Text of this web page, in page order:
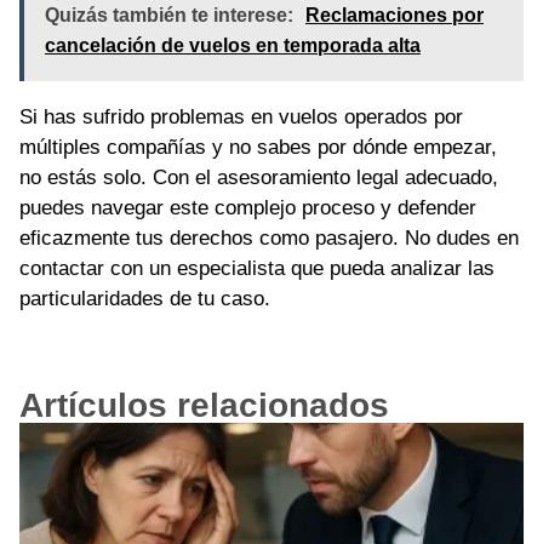
Quizás también te interese:
Reclamaciones por
cancelación de vuelos en temporada alta
Si has sufrido problemas en vuelos operados por
múltiples compañías y no sabes por dónde empezar,
no estás solo. Con el asesoramiento legal adecuado,
puedes navegar este complejo proceso y defender
eficazmente tus derechos como pasajero. No dudes en
contactar con un especialista que pueda analizar las
particularidades de tu caso.
Artículos relacionados